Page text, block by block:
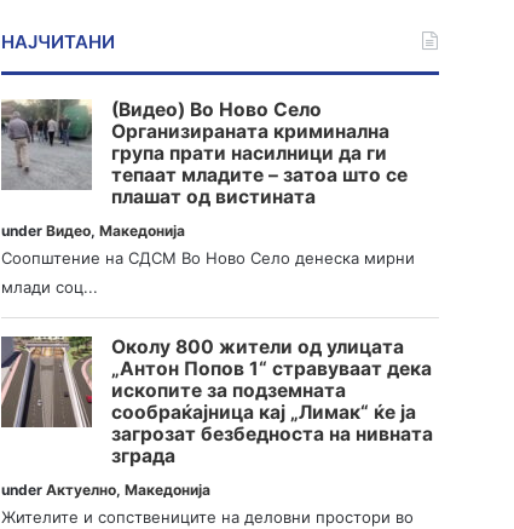
НАЈЧИТАНИ
(Видео) Во Ново Село
Организираната криминална
група прати насилници да ги
тепаат младите – затоа што се
плашат од вистината
underВидео,Македонија
Соопштение на СДСМ Во Ново Село денеска мирни
млади соц...
Околу 800 жители од улицата
„Антон Попов 1“ стравуваат дека
ископите за подземната
сообраќајница кај „Лимак“ ќе ја
загрозат безбедноста на нивната
зграда
underАктуелно,Македонија
Жителите и сопствениците на деловни простори во